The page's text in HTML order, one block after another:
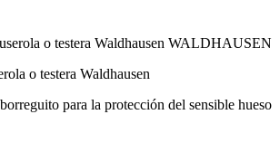
o testera Waldhausen
para la protección del sensible hueso